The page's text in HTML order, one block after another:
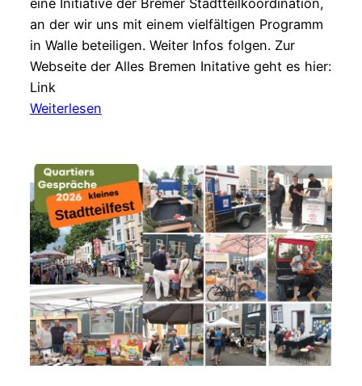
an der wir uns mit einem vielfältigen Programm
in Walle beteiligen. Weiter Infos folgen. Zur
Webseite der Alles Bremen Initative geht es hier:
Link
Weiterlesen:
für
die
Alles
Bremen
Woche
in
Walle